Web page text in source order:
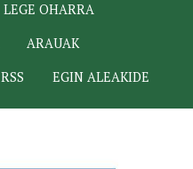
LEGE OHARRA
ARAUAK
RSS EGIN ALEAKIDE